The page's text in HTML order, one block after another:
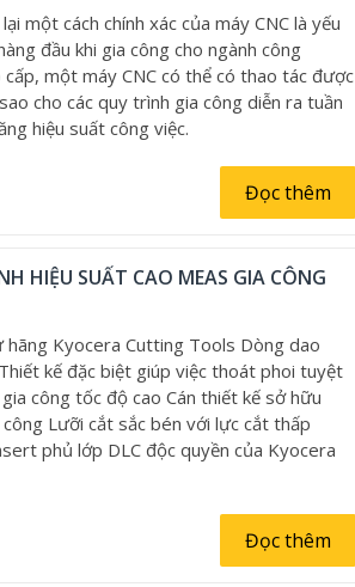
một cách chính xác của máy CNC là yếu
đầu khi gia công cho ngành công
một máy CNC có thể có thao tác được
cho các quy trình gia công diễn ra tuần
hiệu suất công việc.
Đọc thêm
HIỆU SUẤT CAO MEAS GIA CÔNG
Kyocera Cutting Tools Dòng dao
kế đặc biệt giúp việc thoát phoi tuyệt
công tốc độ cao Cán thiết kế sở hữu
Lưỡi cắt sắc bén với lực cắt thấp
phủ lớp DLC độc quyền của Kyocera
Đọc thêm